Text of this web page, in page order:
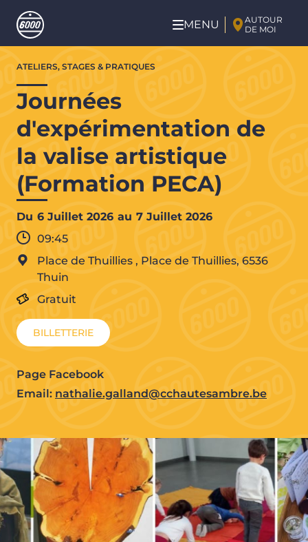
Aller au contenu principal
MENU
AUTOUR
DE MOI
contenu
principal
ATELIERS, STAGES & PRATIQUES
Journées
d'expérimentation de
la valise artistique
(Formation PECA)
Du 6 Juillet 2026 au 7 Juillet 2026
09:45
Place de Thuillies , Place de Thuillies, 6536
Thuin
Gratuit
BILLETTERIE
Page Facebook
Email: nathalie.galland@cchautesambre.be